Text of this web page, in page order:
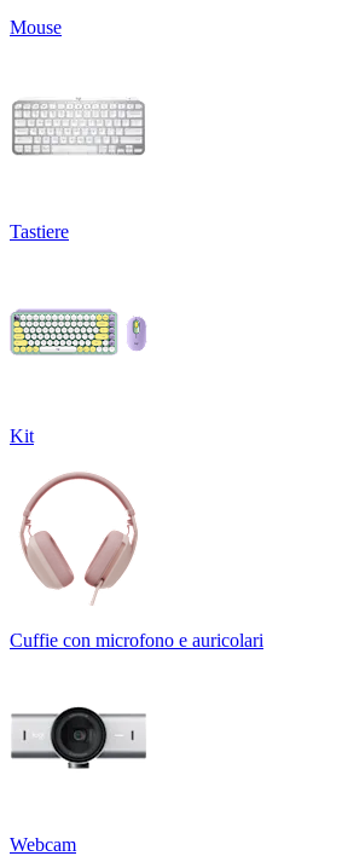
Mouse
Tastiere
Kit
Cuffie con microfono e auricolari
Webcam